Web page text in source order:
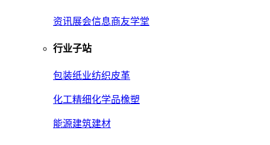
资讯展会信息商友学堂
行业子站
包装纸业纺织皮革
化工精细化学品橡塑
能源建筑建材